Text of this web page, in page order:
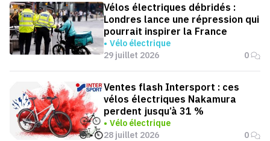
Vélos électriques débridés :
Londres lance une répression qui
pourrait inspirer la France
Vélo électrique
29 juillet 2026
0
Ventes flash Intersport : ces
vélos électriques Nakamura
perdent jusqu’à 31 %
Vélo électrique
28 juillet 2026
0